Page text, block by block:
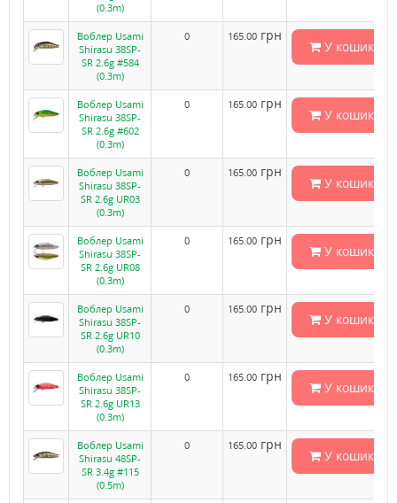
(0.3m)
Воблер Usami
Shirasu 38SP-
SR 2.6g #584
(0.3m)
0 165.00 грн
У кошик
Воблер Usami
Shirasu 38SP-
SR 2.6g #602
(0.3m)
0 165.00 грн
У кошик
Воблер Usami
Shirasu 38SP-
SR 2.6g UR03
(0.3m)
0 165.00 грн
У кошик
Воблер Usami
Shirasu 38SP-
SR 2.6g UR08
(0.3m)
0 165.00 грн
У кошик
Воблер Usami
Shirasu 38SP-
SR 2.6g UR10
(0.3m)
0 165.00 грн
У кошик
Воблер Usami
Shirasu 38SP-
SR 2.6g UR13
(0.3m)
0 165.00 грн
У кошик
Воблер Usami
Shirasu 48SP-
SR 3.4g #115
(0.5m)
0 165.00 грн
У кошик